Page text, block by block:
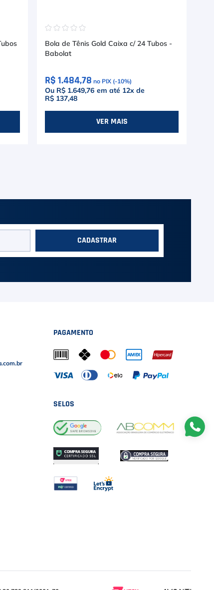
☆☆☆☆☆
Bola de Tênis Gold Caixa c/ 24 Tubos -
Babolat
R$ 1.484,78 no PIX (-10%)
Ou R$ 1.649,76 em até 12x de
R$ 137,48
VER MAIS
CADASTRAR
PAGAMENTO
SELOS